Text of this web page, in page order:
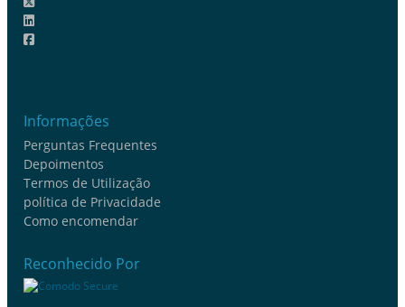
Informações
Perguntas Frequentes
Depoimentos
Termos de Utilização
política de Privacidade
Como encomendar
Reconhecido Por